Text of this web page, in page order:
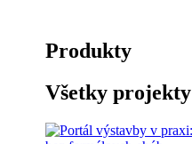
Produkty
Všetky projekty